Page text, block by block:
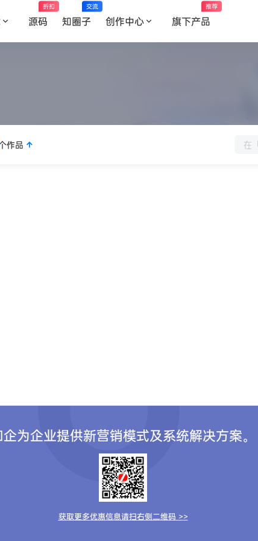
源码
折扣
知圈子
交流
创作中心 旗下产品
推荐
作品
企为企业提供新营销模式及系统解决方案。
获取更多优惠信息请扫右侧二维码 >>